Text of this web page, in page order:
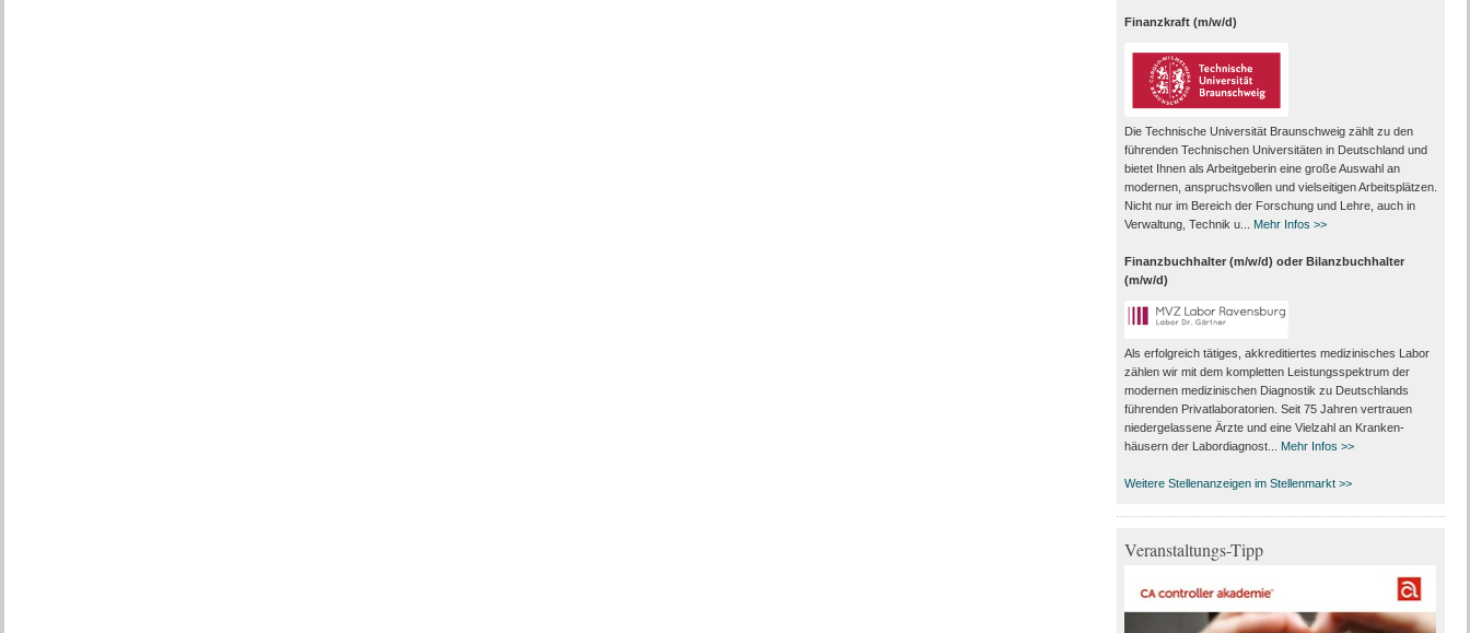
Finanzkraft (m/w/d)
Die Technische Universität Braunschweig zählt zu den
führenden Technischen Universitäten in Deutschland und
bietet Ihnen als Arbeit­geberin eine große Auswahl an
modernen, anspruchsvollen und vielseitigen Arbeits­plätzen.
Nicht nur im Bereich der Forschung und Lehre, auch in
Verwaltung, Technik u...
Mehr Infos >>
Finanzbuchhalter (m/w/d) oder Bilanzbuchhalter
(m/w/d)
Als erfolgreich tätiges, akkreditiertes medizinisches Labor
zählen wir mit dem kompletten Leistungs­spektrum der
modernen medizinischen Diagnostik zu Deutschlands
führenden Privat­laboratorien. Seit 75 Jahren vertrauen
nieder­gelassene Ärzte und eine Vielzahl an Kranken­
häusern der Labor­diagnost...
Mehr Infos >>
Weitere Stellenanzeigen im Stellenmarkt >>
Veranstaltungs-Tipp